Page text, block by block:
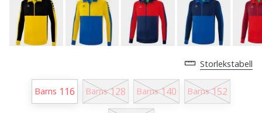
Ambassador.
3 min. läsning
Weplayvolleyball
Storlekstabell
Barns 116 Barns 128 Barns 140 Barns 152